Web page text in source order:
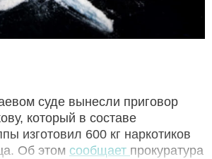
суде вынесли приговор
который в составе
изготовил 600 кг наркотиков
Об этом сообщает прокуратура